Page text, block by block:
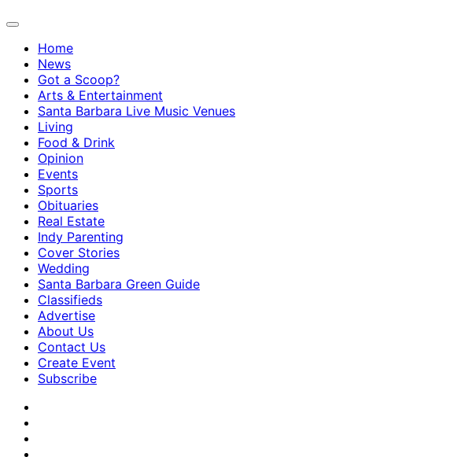
Home
News
Got a Scoop?
Arts & Entertainment
Santa Barbara Live Music Venues
Living
Food & Drink
Opinion
Events
Sports
Obituaries
Real Estate
Indy Parenting
Cover Stories
Wedding
Santa Barbara Green Guide
Classifieds
Advertise
About Us
Contact Us
Create Event
Subscribe